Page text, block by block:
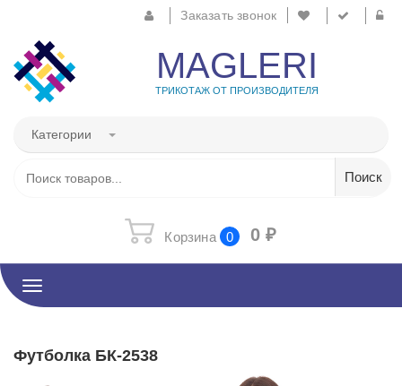
Заказать звонок
MAGLERI
ТРИКОТАЖ ОТ ПРОИЗВОДИТЕЛЯ
Категории
Корзина 0 0₽
Toggle
navigation
Футболка БК-2538